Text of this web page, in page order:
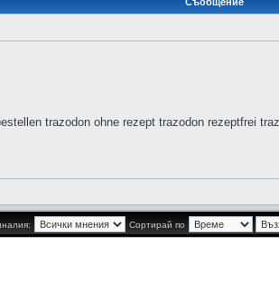
trazodon ohne rezept trazodon rezeptfrei
Сортирай по